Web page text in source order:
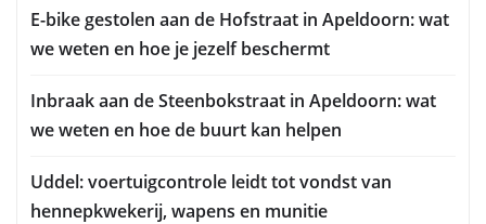
E-bike gestolen aan de Hofstraat in Apeldoorn: wat
we weten en hoe je jezelf beschermt
Inbraak aan de Steenbokstraat in Apeldoorn: wat
we weten en hoe de buurt kan helpen
Uddel: voertuigcontrole leidt tot vondst van
hennepkwekerij, wapens en munitie